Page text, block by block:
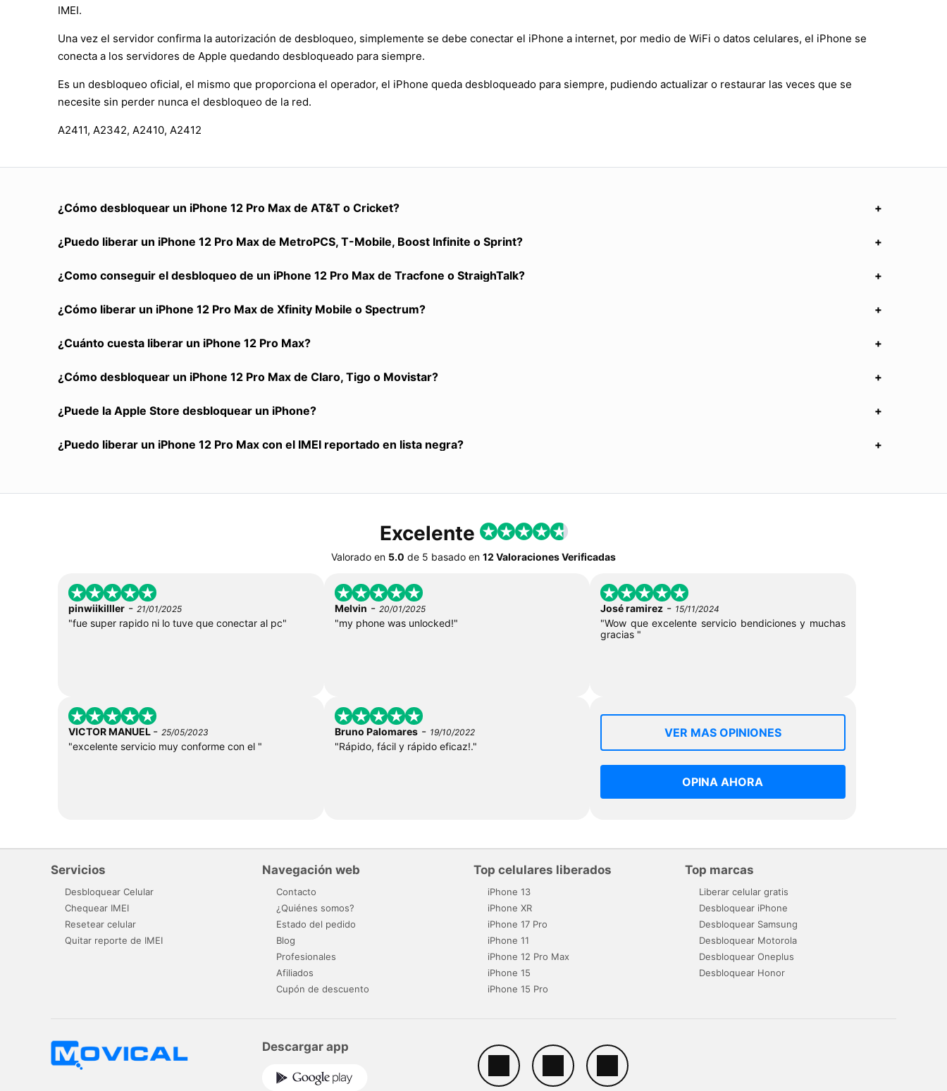
IMEI.
Una vez el servidor confirma la autorización de desbloqueo, simplemente se debe conectar el iPhone a internet, por medio de WiFi o datos celulares, el iPhone se
conecta a los servidores de Apple quedando desbloqueado para siempre.
Es un desbloqueo oficial, el mismo que proporciona el operador, el iPhone queda desbloqueado para siempre, pudiendo actualizar o restaurar las veces que se
necesite sin perder nunca el desbloqueo de la red.
A2411, A2342, A2410, A2412
¿Cómo desbloquear un iPhone 12 Pro Max de AT&T o Cricket?
¿Puedo liberar un iPhone 12 Pro Max de MetroPCS, T-Mobile, Boost Infinite o Sprint?
¿Como conseguir el desbloqueo de un iPhone 12 Pro Max de Tracfone o StraighTalk?
¿Cómo liberar un iPhone 12 Pro Max de Xfinity Mobile o Spectrum?
¿Cuánto cuesta liberar un iPhone 12 Pro Max?
¿Cómo desbloquear un iPhone 12 Pro Max de Claro, Tigo o Movistar?
¿Puede la Apple Store desbloquear un iPhone?
¿Puedo liberar un iPhone 12 Pro Max con el IMEI reportado en lista negra?
Excelente
Valorado en 5.0 de 5 basado en 12 Valoraciones Verificadas
pinwiikilller - 21/01/2025
"fue super rapido ni lo tuve que conectar al pc"
Melvin - 20/01/2025
"my phone was unlocked!"
José ramirez - 15/11/2024
"Wow que excelente servicio bendiciones y muchas
gracias "
VICTOR MANUEL - 25/05/2023
"excelente servicio muy conforme con el "
Bruno Palomares- 19/10/2022
"Rápido, fácil y rápido eficaz!."
VER MAS OPINIONES
OPINA AHORA
Servicios
Desbloquear Celular
Chequear IMEI
Resetear celular
Quitar reporte de IMEI
Navegación web
Contacto
¿Quiénes somos?
Estado del pedido
Blog
Profesionales
Afiliados
Cupón de descuento
Top celulares liberados
iPhone 13
iPhone XR
iPhone 17 Pro
iPhone 11
iPhone 12 Pro Max
iPhone 15
iPhone 15 Pro
Top marcas
Liberar celular gratis
Desbloquear iPhone
Desbloquear Samsung
Desbloquear Motorola
Desbloquear Oneplus
Desbloquear Honor
Descargar app